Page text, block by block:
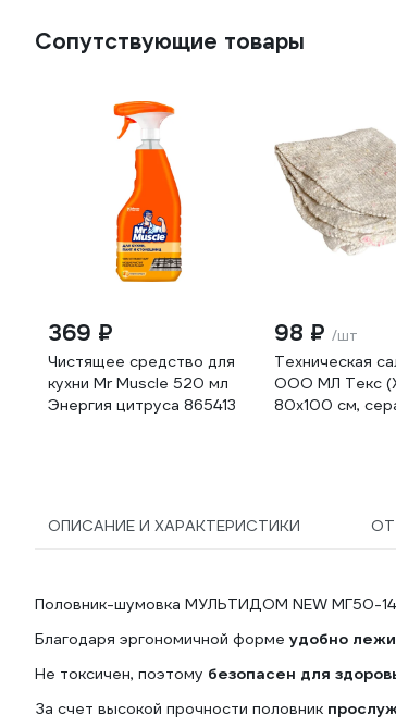
Сопутствующие товары
369 ₽
Чистящее средство для
кухни Mr Muscle 520 мл
Энергия цитруса 865413
98 ₽ /шт
Техническая
ООО МЛ Текс
80x100 см,
ОПИСАНИЕ И ХАРАКТЕРИСТИКИ
Половник-шумовка МУЛЬТИДОМ NEW МГ50-
Благодаря эргономичной форме удобно
Не токсичен, поэтому безопасен для
За счет высокой прочности половник